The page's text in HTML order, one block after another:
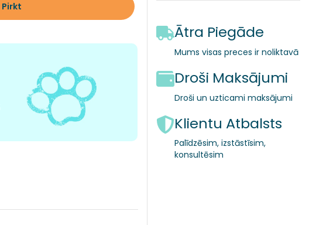
Pirkt
Ātra Piegāde
Mums visas preces ir noliktavā
Droši Maksājumi
Droši un uzticami maksājumi
Klientu Atbalsts
Palīdzēsim, izstāstīsim,
konsultēsim